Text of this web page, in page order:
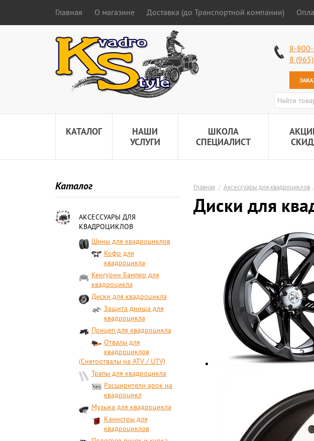
Главная О магазине Доставка (до Транспортной компании)
8-800-
8
КАТАЛОГ
НАШИ
УСЛУГИ
ШКОЛА
СПЕЦИАЛИСТ
Каталог
АКСЕССУАРЫ ДЛЯ
КВАДРОЦИКЛОВ
Шины для квадроциклов
Кофр для
квадроцикла
Кенгурин Бампер для
квадроцикла
Диски для квадроцикла
Защита днища для
квадроцикла
Прицеп для квадроцикла
Отвалы для
квадроциклов
(Снегоотвалы на ATV / UTV)
Трапы для квадроцикла
Расширители арок на
квадроцикл
Музыка для квадроцикла
Канистры для
квадроциклов
Главная / Аксессуары для квадроциклов
Диски для